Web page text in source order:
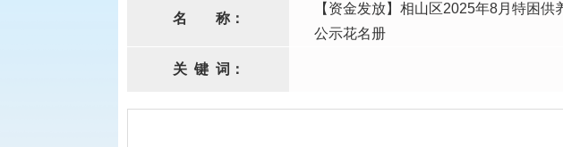
名 称：
【资金发放】相山区2025年8月特困供
公示花名册
关 键 词：